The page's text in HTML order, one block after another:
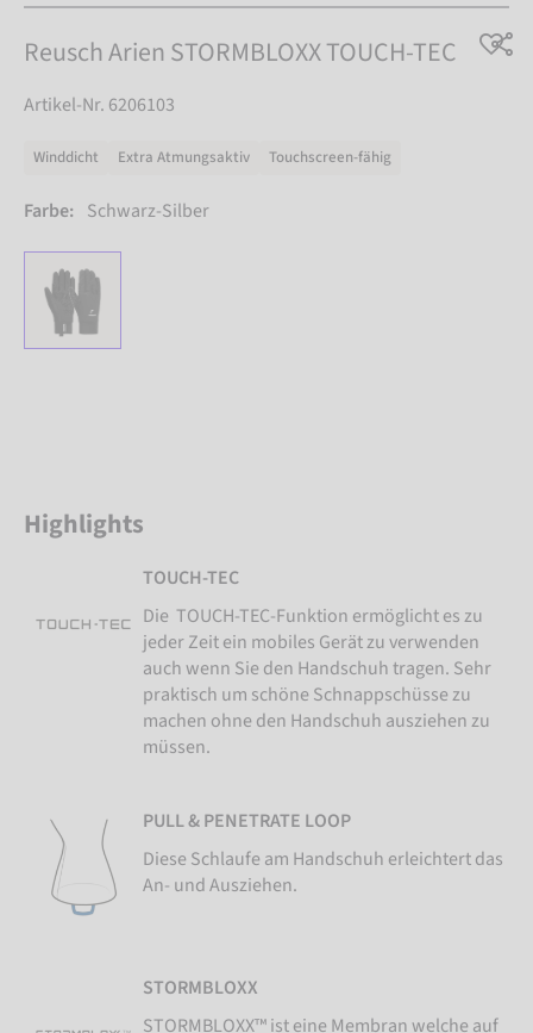
Reusch Arien STORMBLOXX TOUCH-TEC
Artikel-Nr. 6206103
Winddicht Extra Atmungsaktiv Touchscreen-fähig
Farbe: Schwarz-Silber
Highlights
TOUCH-TEC
Die TOUCH-TEC-Funktion ermöglicht es zu
jeder Zeit ein mobiles Gerät zu verwenden
auch wenn Sie den Handschuh tragen. Sehr
praktisch um schöne Schnappschüsse zu
machen ohne den Handschuh ausziehen zu
müssen.
PULL & PENETRATE LOOP
Diese Schlaufe am Handschuh erleichtert das
An- und Ausziehen.
STORMBLOXX
STORMBLOXX™ ist eine Membran welche auf